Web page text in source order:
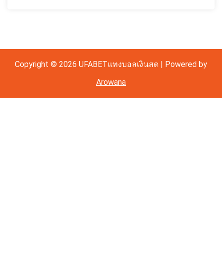
Copyright © 2026 UFABETแทงบอลเงินสด | Powered by
Arowana